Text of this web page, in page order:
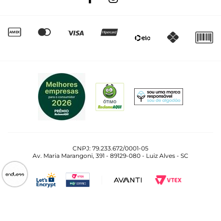
Canal de Denúncias | Ética
CNPJ: 79.233.672/0001-05
Av. Maria Marangoni, 391 - 89129-080 - Luiz Alves - SC